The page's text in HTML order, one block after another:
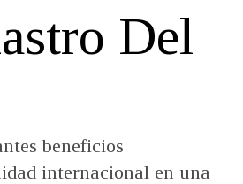
Del
beneficios
internacional en una